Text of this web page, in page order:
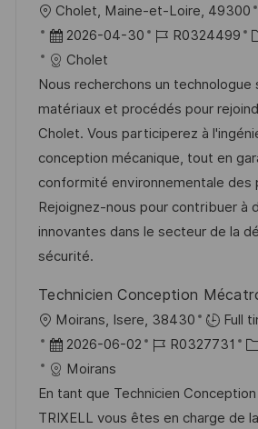
g
e
n
u
O
r
t
Cholet, Maine-et-Loire, 49300
D
a
t
u
m
d
e
r
V
e
ö
f
f
e
n
2026-04-30
J
b
-
I
D
R0324499
t
e
g
o
r
i
e
Cholet
Nous recherchons un technologue
matériaux et procédés pour
Cholet. Vous participerez à
conception mécanique, tout en
conformité environnementale des
Rejoignez-nous pour contribuer à
innovantes dans le secteur de la
sécurité.
Technicien Conception
O
r
t
Moirans, Isere, 38430
Full
D
a
t
u
2026-06-02
J
b
-
R0327731
K
t
e
Moirans
En tant que Technicien
TRIXELL vous êtes en charge de